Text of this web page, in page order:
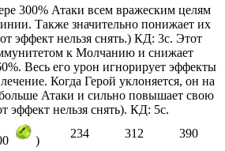
300% Атаки всем вражеским целям
Также значительно понижает их
эффект нельзя снять.) КД: 3с. Этот
к Молчанию и снижает
Весь его урон игнорирует эффекты
Когда Герой уклоняется, он на
Атаки и сильно повышает свою
эффект нельзя снять). КД: 5с.
)
234 312
390